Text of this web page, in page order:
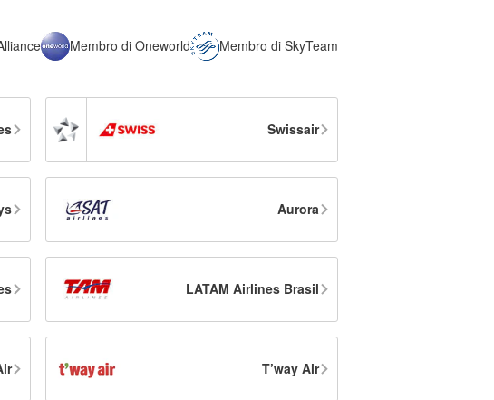
Membro di Oneworld Membro di SkyTeam
Swissair
Aurora
LATAM Airlines Brasil
T’way Air